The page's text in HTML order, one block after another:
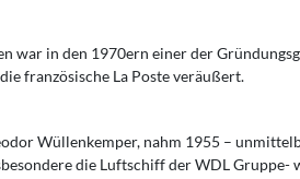
war in den 1970ern einer der
französische La Poste veräußert.
Wüllenkemper, nahm 1955 –
die Luftschiff der WDL Gruppe-